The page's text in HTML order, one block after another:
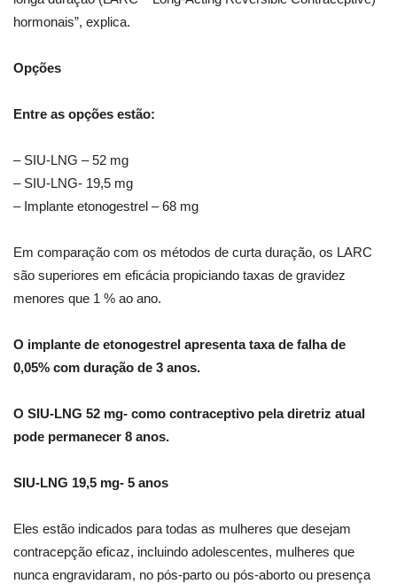
hormonais”, explica.
Opções
Entre as opções estão:
– SIU-LNG – 52 mg
– SIU-LNG- 19,5 mg
– Implante etonogestrel – 68 mg
Em comparação com os métodos de curta duração, os LARC
são superiores em eficácia propiciando taxas de gravidez
menores que 1 % ao ano.
O implante de etonogestrel apresenta taxa de falha de
0,05% com duração de 3 anos.
O SIU-LNG 52 mg- como contraceptivo pela diretriz atual
pode permanecer 8 anos.
SIU-LNG 19,5 mg- 5 anos
Eles estão indicados para todas as mulheres que desejam
contracepção eficaz, incluindo adolescentes, mulheres que
nunca engravidaram, no pós-parto ou pós-aborto ou presença